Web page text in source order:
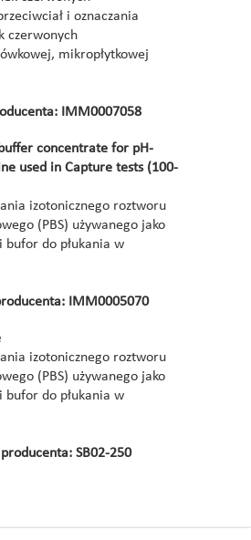
i oznaczania
czerwonych
mikropłytkowej
IMM0007058
concentrate for pH-
used in Capture tests (100-
izotonicznego roztworu
(PBS) używanego jako
bufor do płukania w
IMM0005070
izotonicznego roztworu
(PBS) używanego jako
bufor do płukania w
SB02-250